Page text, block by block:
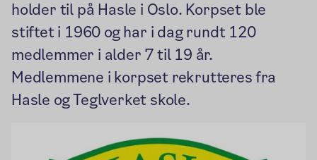
holder til på Hasle i Oslo. Korpset ble
stiftet i 1960 og har i dag rundt 120
medlemmer i alder 7 til 19 år.
Medlemmene i korpset rekrutteres fra
Hasle og Teglverket skole.